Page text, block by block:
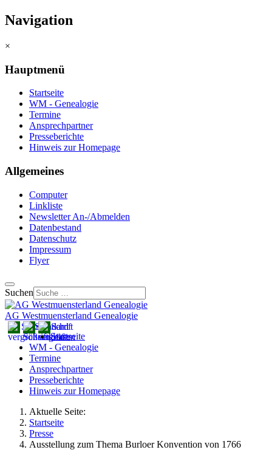
Navigation
×
Hauptmenü
Startseite
WM - Genealogie
Termine
Ansprechpartner
Presseberichte
Hinweis zur Homepage
Allgemeines
Computer
Linkliste
Newsletter An-/Abmelden
Datenbestand
Datenschutz
Impressum
Flyer
Suchen
AG Westmuensterland Genealogie
Startseite
WM - Genealogie
Termine
Ansprechpartner
Presseberichte
Hinweis zur Homepage
Aktuelle Seite:
Startseite
Presse
Ausstellung zum Thema Burloer Konvention von 1766